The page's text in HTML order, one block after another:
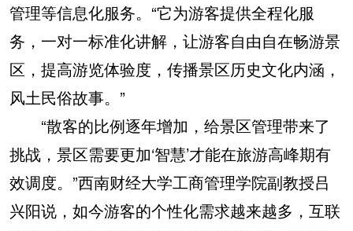
管理等信息化服务。“它为游客提供全程化服
务，一对一标准化讲解，让游客自由自在畅游景
区，提高游览体验度，传播景区历史文化内涵，
风土民俗故事。”
“散客的比例逐年增加，给景区管理带来了
挑战，景区需要更加‘智慧’才能在旅游高峰期有
效调度。”西南财经大学工商管理学院副教授吕
兴阳说，如今游客的个性化需求越来越多，互联